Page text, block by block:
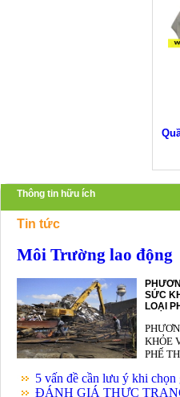
Thông tin hữu ích
Tin tức
Môi Trường lao động
SỨC
LOẠI
KHỎE
PHẾ
5 vấn đề cần lưu ý khi chọn
ĐÁNH GIÁ THỰC